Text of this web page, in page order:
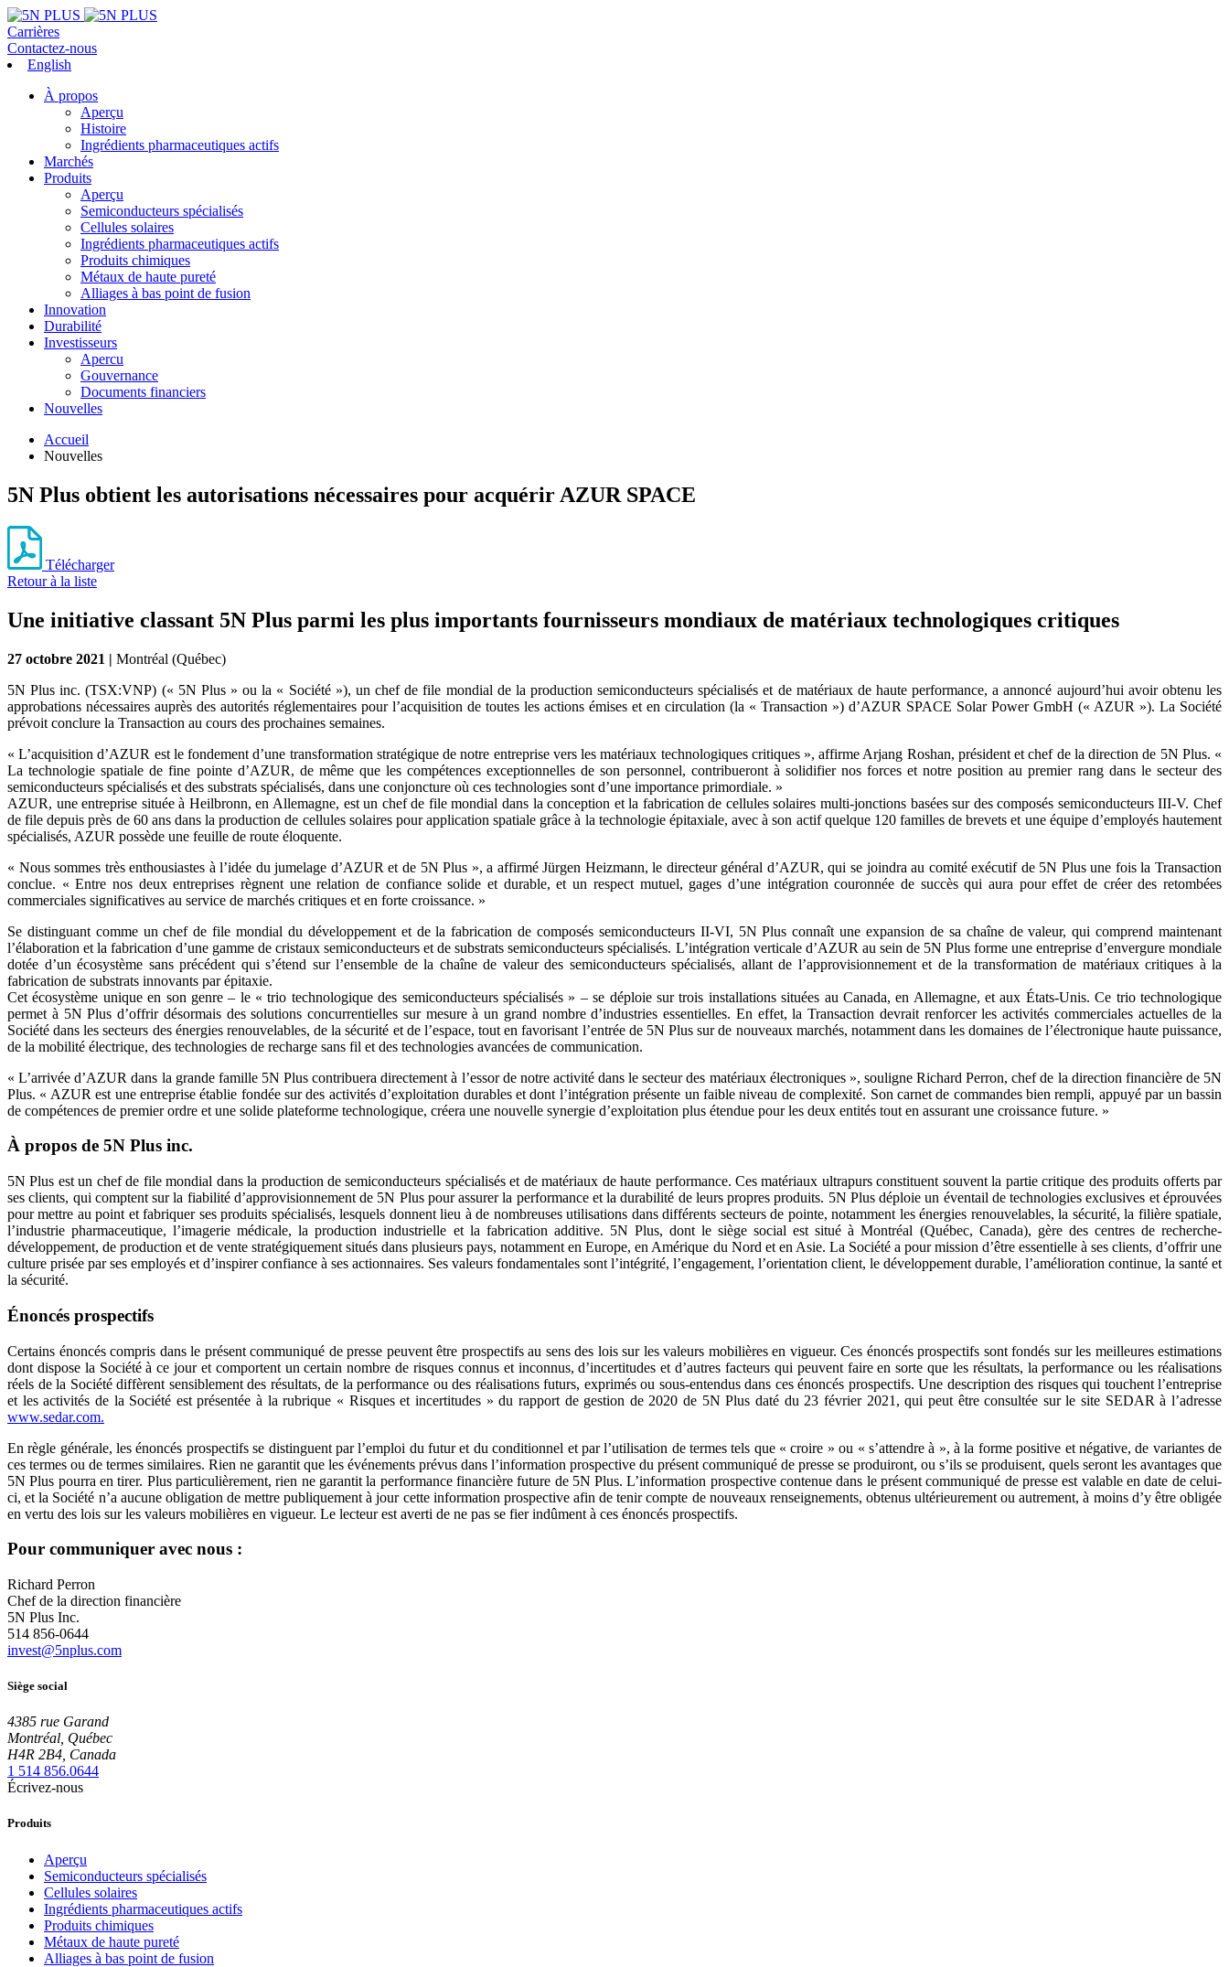
Carrières
Contactez-nous
English
À propos
Aperçu
Histoire
Ingrédients pharmaceutiques actifs
Marchés
Produits
Aperçu
Semiconducteurs spécialisés
Cellules solaires
Ingrédients pharmaceutiques actifs
Produits chimiques
Métaux de haute pureté
Alliages à bas point de fusion
Innovation
Durabilité
Investisseurs
Apercu
Gouvernance
Documents financiers
Nouvelles
Accueil
Nouvelles
5N Plus obtient les autorisations nécessaires pour acquérir AZUR SPACE
Télécharger
Retour à la liste
Une initiative classant 5N Plus parmi les plus importants fournisseurs mondiaux de matériaux technologiques critiques
27 octobre 2021 | Montréal (Québec)
5N Plus inc. (TSX:VNP) (« 5N Plus » ou la « Société »), un chef de file mondial de la production semiconducteurs spécialisés et de matériaux de haute performance, a annoncé aujourd’hui avoir obtenu les
approbations nécessaires auprès des autorités réglementaires pour l’acquisition de toutes les actions émises et en circulation (la « Transaction ») d’AZUR SPACE Solar Power GmbH (« AZUR »). La Société
prévoit conclure la Transaction au cours des prochaines semaines.
« L’acquisition d’AZUR est le fondement d’une transformation stratégique de notre entreprise vers les matériaux technologiques critiques », affirme Arjang Roshan, président et chef de la direction de 5N Plus. «
La technologie spatiale de fine pointe d’AZUR, de même que les compétences exceptionnelles de son personnel, contribueront à solidifier nos forces et notre position au premier rang dans le secteur des
semiconducteurs spécialisés et des substrats spécialisés, dans une conjoncture où ces technologies sont d’une importance primordiale. »
AZUR, une entreprise située à Heilbronn, en Allemagne, est un chef de file mondial dans la conception et la fabrication de cellules solaires multi-jonctions basées sur des composés semiconducteurs III-V. Chef
de file depuis près de 60 ans dans la production de cellules solaires pour application spatiale grâce à la technologie épitaxiale, avec à son actif quelque 120 familles de brevets et une équipe d’employés hautement
spécialisés, AZUR possède une feuille de route éloquente.
« Nous sommes très enthousiastes à l’idée du jumelage d’AZUR et de 5N Plus », a affirmé Jürgen Heizmann, le directeur général d’AZUR, qui se joindra au comité exécutif de 5N Plus une fois la Transaction
conclue. « Entre nos deux entreprises règnent une relation de confiance solide et durable, et un respect mutuel, gages d’une intégration couronnée de succès qui aura pour effet de créer des retombées
commerciales significatives au service de marchés critiques et en forte croissance. »
Se distinguant comme un chef de file mondial du développement et de la fabrication de composés semiconducteurs II-VI, 5N Plus connaît une expansion de sa chaîne de valeur, qui comprend maintenant
l’élaboration et la fabrication d’une gamme de cristaux semiconducteurs et de substrats semiconducteurs spécialisés. L’intégration verticale d’AZUR au sein de 5N Plus forme une entreprise d’envergure mondiale
dotée d’un écosystème sans précédent qui s’étend sur l’ensemble de la chaîne de valeur des semiconducteurs spécialisés, allant de l’approvisionnement et de la transformation de matériaux critiques à la
fabrication de substrats innovants par épitaxie.
Cet écosystème unique en son genre – le « trio technologique des semiconducteurs spécialisés » – se déploie sur trois installations situées au Canada, en Allemagne, et aux États-Unis. Ce trio technologique
permet à 5N Plus d’offrir désormais des solutions concurrentielles sur mesure à un grand nombre d’industries essentielles. En effet, la Transaction devrait renforcer les activités commerciales actuelles de la
Société dans les secteurs des énergies renouvelables, de la sécurité et de l’espace, tout en favorisant l’entrée de 5N Plus sur de nouveaux marchés, notamment dans les domaines de l’électronique haute puissance,
de la mobilité électrique, des technologies de recharge sans fil et des technologies avancées de communication.
« L’arrivée d’AZUR dans la grande famille 5N Plus contribuera directement à l’essor de notre activité dans le secteur des matériaux électroniques », souligne Richard Perron, chef de la direction financière de 5N
Plus. « AZUR est une entreprise établie fondée sur des activités d’exploitation durables et dont l’intégration présente un faible niveau de complexité. Son carnet de commandes bien rempli, appuyé par un bassin
de compétences de premier ordre et une solide plateforme technologique, créera une nouvelle synergie d’exploitation plus étendue pour les deux entités tout en assurant une croissance future. »
À propos de 5N Plus inc.
5N Plus est un chef de file mondial dans la production de semiconducteurs spécialisés et de matériaux de haute performance. Ces matériaux ultrapurs constituent souvent la partie critique des produits offerts par
ses clients, qui comptent sur la fiabilité d’approvisionnement de 5N Plus pour assurer la performance et la durabilité de leurs propres produits. 5N Plus déploie un éventail de technologies exclusives et éprouvées
pour mettre au point et fabriquer ses produits spécialisés, lesquels donnent lieu à de nombreuses utilisations dans différents secteurs de pointe, notamment les énergies renouvelables, la sécurité, la filière spatiale,
l’industrie pharmaceutique, l’imagerie médicale, la production industrielle et la fabrication additive. 5N Plus, dont le siège social est situé à Montréal (Québec, Canada), gère des centres de recherche‐
développement, de production et de vente stratégiquement situés dans plusieurs pays, notamment en Europe, en Amérique du Nord et en Asie. La Société a pour mission d’être essentielle à ses clients, d’offrir une
culture prisée par ses employés et d’inspirer confiance à ses actionnaires. Ses valeurs fondamentales sont l’intégrité, l’engagement, l’orientation client, le développement durable, l’amélioration continue, la santé et
la sécurité.
Énoncés prospectifs
Certains énoncés compris dans le présent communiqué de presse peuvent être prospectifs au sens des lois sur les valeurs mobilières en vigueur. Ces énoncés prospectifs sont fondés sur les meilleures estimations
dont dispose la Société à ce jour et comportent un certain nombre de risques connus et inconnus, d’incertitudes et d’autres facteurs qui peuvent faire en sorte que les résultats, la performance ou les réalisations
réels de la Société diffèrent sensiblement des résultats, de la performance ou des réalisations futurs, exprimés ou sous‐entendus dans ces énoncés prospectifs. Une description des risques qui touchent l’entreprise
et les activités de la Société est présentée à la rubrique « Risques et incertitudes » du rapport de gestion de 2020 de 5N Plus daté du 23 février 2021, qui peut être consultée sur le site SEDAR à l’adresse
www.sedar.com.
En règle générale, les énoncés prospectifs se distinguent par l’emploi du futur et du conditionnel et par l’utilisation de termes tels que « croire » ou « s’attendre à », à la forme positive et négative, de variantes de
ces termes ou de termes similaires. Rien ne garantit que les événements prévus dans l’information prospective du présent communiqué de presse se produiront, ou s’ils se produisent, quels seront les avantages que
5N Plus pourra en tirer. Plus particulièrement, rien ne garantit la performance financière future de 5N Plus. L’information prospective contenue dans le présent communiqué de presse est valable en date de celui-
ci, et la Société n’a aucune obligation de mettre publiquement à jour cette information prospective afin de tenir compte de nouveaux renseignements, obtenus ultérieurement ou autrement, à moins d’y être obligée
en vertu des lois sur les valeurs mobilières en vigueur. Le lecteur est averti de ne pas se fier indûment à ces énoncés prospectifs.
Pour communiquer avec nous :
Richard Perron
Chef de la direction financière
5N Plus Inc.
514 856-0644
invest@5nplus.com
Siège social
4385 rue Garand
Montréal, Québec
H4R 2B4, Canada
1 514 856.0644
Écrivez-nous
Produits
Aperçu
Semiconducteurs spécialisés
Cellules solaires
Ingrédients pharmaceutiques actifs
Produits chimiques
Métaux de haute pureté
Alliages à bas point de fusion